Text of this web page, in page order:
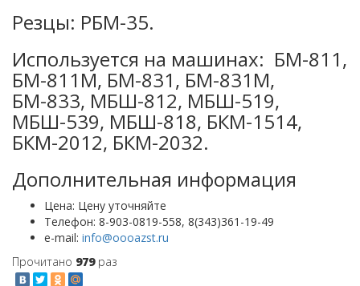
Резцы: РБМ-35.
Используется на машинах: БМ-811,
БМ-811М, БМ-831, БМ-831М,
БМ-833, МБШ-812, МБШ-519,
МБШ-539, МБШ-818, БКМ-1514,
БКМ-2012, БКМ-2032.
Дополнительная информация
Цена: Цену уточняйте
Телефон: 8-903-0819-558, 8(343)361-19-49
e-mail:
Прочитано 979раз